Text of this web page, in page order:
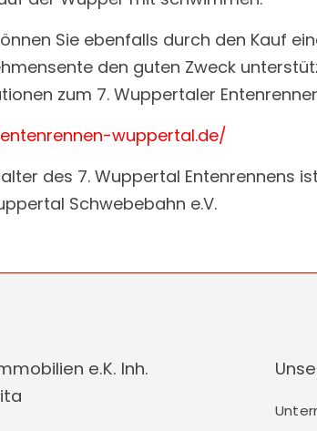
Sie ebenfalls durch den Kauf
den guten Zweck
zum 7. Wuppertaler
wuppertal.de/
des 7. Wuppertal Entenrennens
Schwebebahn e.V.
e.K. Inh.